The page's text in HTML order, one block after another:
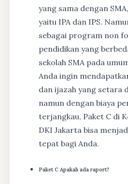
yang sama dengan
yaitu IPA dan IPS.
sebagai program non
pendidikan yang
sekolah SMA pada
Anda ingin
dan ijazah yang setara
namun dengan biaya
terjangkau, Paket C di
DKI Jakarta bisa
tepat bagi Anda.
Paket C Apakah ada raport?